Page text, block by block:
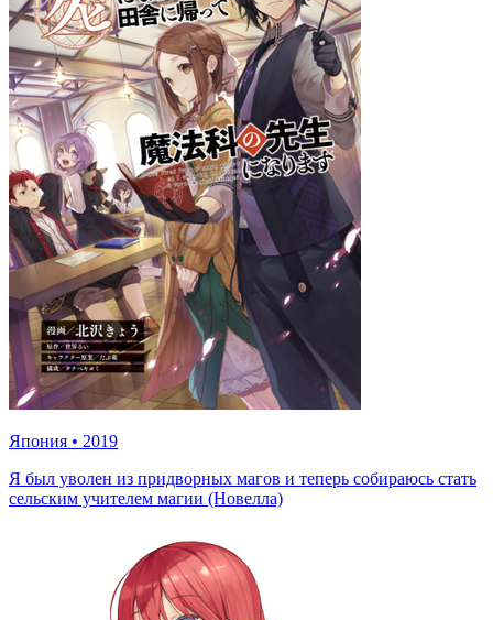
Япония • 2019
Я был уволен из придворных магов и теперь собираюсь стать
сельским учителем магии (Новелла)